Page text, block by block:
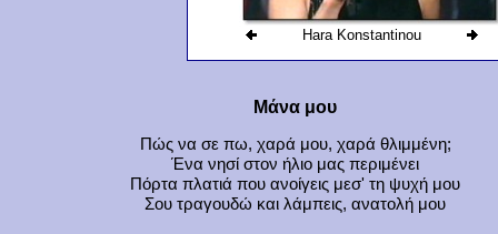
Hara Konstantinou
Μάνα μου
Πώς να σε πω, χαρά μου, χαρά θλιμμένη;
Ένα νησί στον ήλιο μας περιμένει
Πόρτα πλατιά που ανοίγεις μεσ' τη ψυχή μου
Σου τραγουδώ και λάμπεις, ανατολή μου